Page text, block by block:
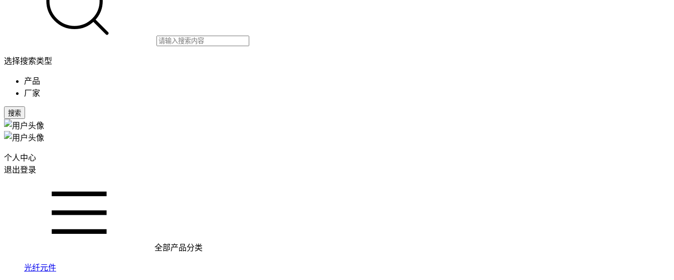
选择搜索类型
产品
厂家
搜索
个人中心
退出登录
全部产品分类
光纤元件